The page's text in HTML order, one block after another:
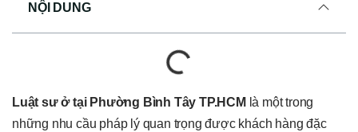
NỘI DUNG
Luật sư ở tại Phường Bình Tây TP.HCM là một trong
những nhu cầu pháp lý quan trọng được khách hàng đặc